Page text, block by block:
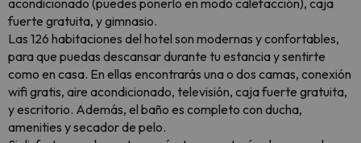
acondicionado (puedes ponerlo en modo calefacción), caja
fuerte gratuita, y gimnasio.
Las 126 habitaciones del hotel son modernas y confortables,
para que puedas descansar durante tu estancia y sentirte
como en casa. En ellas encontrarás una o dos camas, conexión
wifi gratis, aire acondicionado, televisión, caja fuerte gratuita,
y escritorio. Además, el baño es completo con ducha,
amenities y secador de pelo.